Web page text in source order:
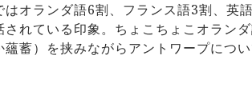
オランダ語6割、フランス語3割、英
されている印象。ちょこちょこオラン
蘊蓄）を挟みながらアントワープにつ